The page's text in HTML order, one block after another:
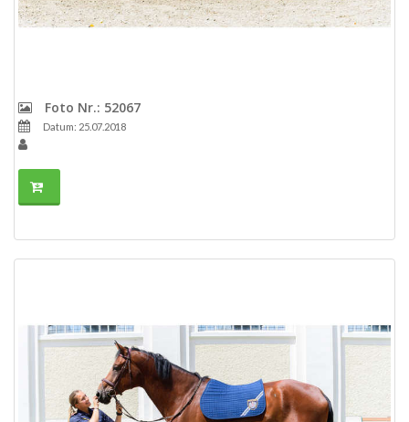
Foto Nr.: 52067
Datum: 25.07.2018